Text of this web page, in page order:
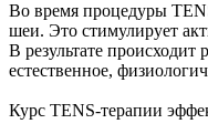
Во время процедуры
шеи. Это стимулирует
В результате
естественное,
Курс TENS-терапии